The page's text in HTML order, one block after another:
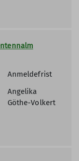
Anmeldefrist
Angelika
Göthe-Volkert